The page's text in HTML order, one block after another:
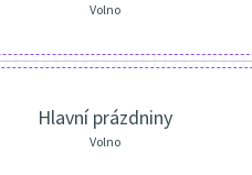
Volno
Hlavní prázdniny
Volno